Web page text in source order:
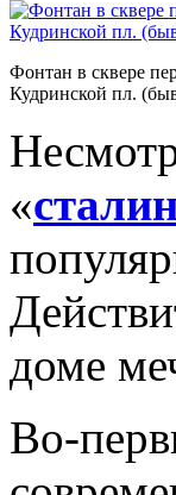
Фонтан в сквере
Кудринской пл.
«
доме
Во-